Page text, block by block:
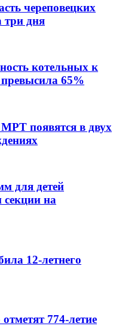
череповецких
три дня
котельных к
превысила 65%
появятся в двух
для детей
на
12-летнего
774-летие